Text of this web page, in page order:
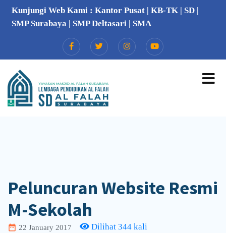
Kunjungi Web Kami : Kantor Pusat | KB-TK | SD |
SMP Surabaya | SMP Deltasari | SMA
Peluncuran Website Resmi
M-Sekolah
date_range 22 January 2017 Dilihat 344 kali